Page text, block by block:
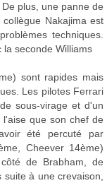
plus, une panne de
Nakajima est
techniques.
la seconde Williams
sont rapides mais
Les pilotes Ferrari
sous-virage et d'un
que son chef de
été percuté par
Cheever 14ème)
de Brabham, de
suite à une crevaison,